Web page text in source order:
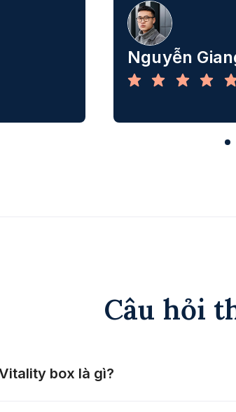
Nguyễn
Câu hỏi
box là gì?